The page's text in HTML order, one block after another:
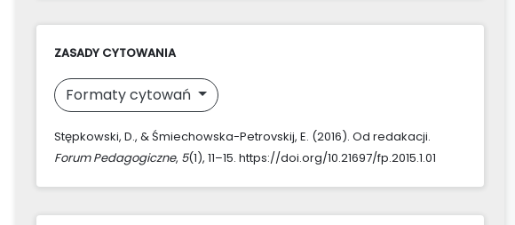
ZASADY CYTOWANIA
Formaty cytowań
Stępkowski, D., & Śmiechowska-Petrovskij, E. (2016). Od redakacji.
Forum Pedagogiczne, 5(1), 11–15. https://doi.org/10.21697/fp.2015.1.01